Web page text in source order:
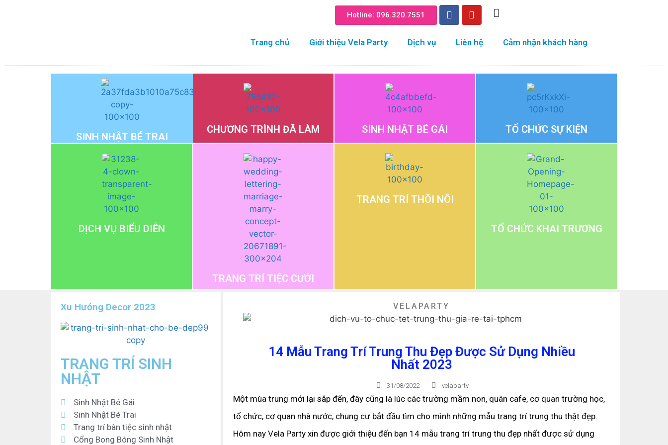
Hotline: 096.320.755​1
Trang chủ Giới thiệu Vela Party Dịch vụ Liên hệ Cảm nhận khách hàng
SINH NHẬT BÉ TRAI
CHƯƠNG TRÌNH ĐÃ LÀM SINH NHẬT BÉ GÁI TỔ CHỨC SỰ KIỆN
DỊCH VỤ BIỂU DIỄN
TRANG TRÍ TIỆC CƯỚI
TRANG TRÍ THÔI NÔI
TỔ CHỨC KHAI TRƯƠNG
Xu Hướng Decor 2023
TRANG TRÍ SINH
NHẬT
Sinh Nhật Bé Gái
Sinh Nhật Bé Trai
Trang trí bàn tiệc sinh nhật
Cổng Bong Bóng Sinh Nhật
VELAPARTY
14 Mẫu Trang Trí Trung Thu Đẹp Được Sử Dụng Nhiều
Nhất 2023
31/08/2022 velaparty
Một mùa trung mới lại sắp đến, đây cũng là lúc các trường mầm non, quán cafe, cơ quan trường học,
tổ chức, cơ quan nhà nước, chung cư bắt đầu tìm cho mình những mẫu trang trí trung thu thật đẹp.
Hôm nay Vela Party xin được giới thiệu đến bạn 14 mẫu trang trí trung thu đẹp nhất được sử dụng